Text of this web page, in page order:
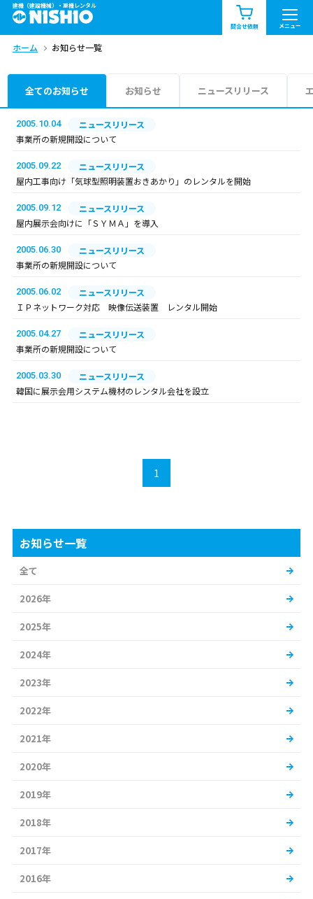
建機（建設機械）・重機レンタル
問合せ依頼 メニュー
商品一覧 お知らせ一覧
問合せ依頼リスト
エリア情報を見る
ホーム お知らせ一覧
全てのお知らせ お知らせ ニュースリリース
2005.10.04
ニュースリリース
事業所の新規開設について
2005.09.22
ニュースリリース
屋内工事向け「気球型照明装置おきあかり」のレンタルを開始
2005.09.12
ニュースリリース
屋内展示会向けに「ＳＹＭＡ」を導入
2005.06.30
ニュースリリース
事業所の新規開設について
2005.06.02
ニュースリリース
ＩＰネットワーク対応 映像伝送装置 レンタル開始
2005.04.27
ニュースリリース
事業所の新規開設について
2005.03.30
ニュースリリース
韓国に展示会用システム機材のレンタル会社を設立
1
お知らせ一覧
全て
2026年
2025年
2024年
2023年
2022年
2021年
2020年
2019年
2018年
2017年
2016年